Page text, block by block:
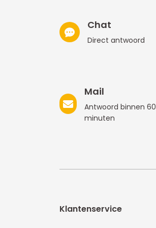
Chat
Direct antwoord
Mail
Antwoord binnen 60
minuten
Klantenservice